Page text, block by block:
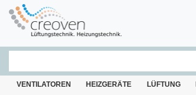
VENTILATOREN HEIZGERÄTE LÜFTUNG